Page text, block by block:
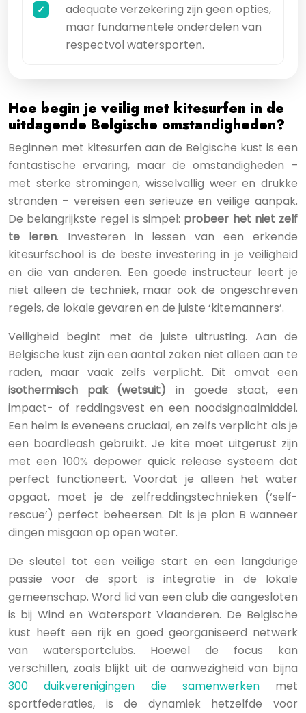
adequate verzekering zijn geen opties,
maar fundamentele onderdelen van
respectvol watersporten.
Hoe begin je veilig met kitesurfen in de
uitdagende Belgische omstandigheden?
Beginnen met kitesurfen aan de Belgische kust is een
fantastische ervaring, maar de omstandigheden –
met sterke stromingen, wisselvallig weer en drukke
stranden – vereisen een serieuze en veilige aanpak.
De belangrijkste regel is simpel: probeer het niet zelf
te leren. Investeren in lessen van een erkende
kitesurfschool is de beste investering in je veiligheid
en die van anderen. Een goede instructeur leert je
niet alleen de techniek, maar ook de ongeschreven
regels, de lokale gevaren en de juiste ‘kitemanners’.
Veiligheid begint met de juiste uitrusting. Aan de
Belgische kust zijn een aantal zaken niet alleen aan te
raden, maar vaak zelfs verplicht. Dit omvat een
isothermisch pak (wetsuit) in goede staat, een
impact- of reddingsvest en een noodsignaalmiddel.
Een helm is eveneens cruciaal, en zelfs verplicht als je
een boardleash gebruikt. Je kite moet uitgerust zijn
met een 100% depower quick release systeem dat
perfect functioneert. Voordat je alleen het water
opgaat, moet je de zelfreddingstechnieken (‘self-
rescue’) perfect beheersen. Dit is je plan B wanneer
dingen misgaan op open water.
De sleutel tot een veilige start en een langdurige
passie voor de sport is integratie in de lokale
gemeenschap. Word lid van een club die aangesloten
is bij Wind en Watersport Vlaanderen. De Belgische
kust heeft een rijk en goed georganiseerd netwerk
van watersportclubs. Hoewel de focus kan
verschillen, zoals blijkt uit de aanwezigheid van bijna
300 duikverenigingen die samenwerkenmet
sportfederaties, is de dynamiek hetzelfde voor